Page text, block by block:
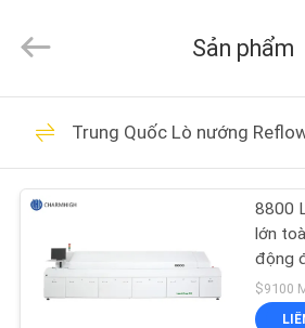
TRANG
CHỦ
CÁC
SẢN
PHẨM
2026
LIMITED.
Reserved.
Máy móc và
máy móc
Sản phẩm
Trung Quốc Lò nướng
8800
lớn
động
Không
$9100